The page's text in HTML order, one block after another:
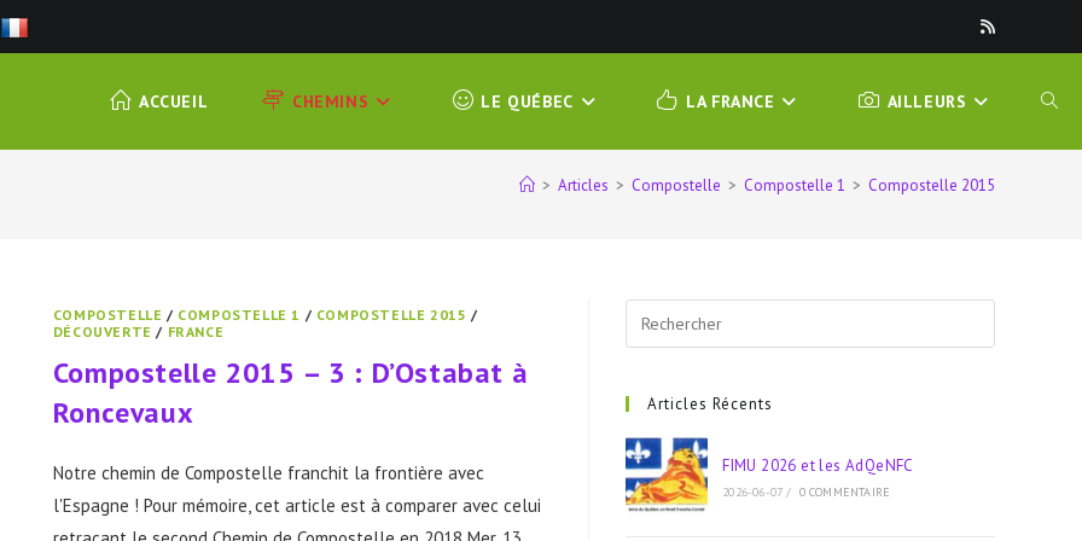
ACCUEIL CHEMINS LE QUÉBEC LA FRANCE AILLEURS
> Articles > Compostelle > Compostelle 1 > Compostelle 2015
COMPOSTELLE / COMPOSTELLE 1 / COMPOSTELLE 2015 /
DÉCOUVERTE / FRANCE
Compostelle 2015 – 3 : D’Ostabat à
Roncevaux
Notre chemin de Compostelle franchit la frontière avec
l'Espagne ! Pour mémoire, cet article est à comparer avec celui
Escape
Articles Récents
FIMU 2026 et les AdQeNFC
2026-06-07 / 0 COMMENTAIRE